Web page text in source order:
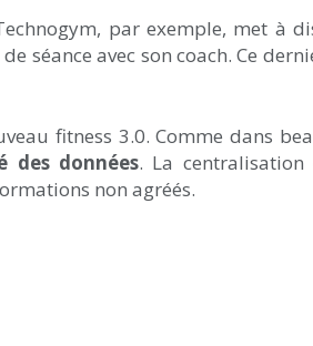
par exemple, met à
séance avec son coach. Ce
fitness 3.0. Comme dans
des données. La centralisation
non agréés.